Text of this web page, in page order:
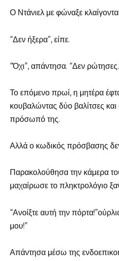
Ο Ντάνιελ με φώναξε
“Δεν ήξερα”, είπε.
“Όχι”, απάντησα. “Δεν
Το επόμενο πρωί, η μητέρα
κουβαλώντας δύο βαλίτσες και
πρόσωπό της.
Αλλά ο κωδικός πρόσβασης
Παρακολούθησα την κάμερα
μαχαίρωσε το πληκτρολόγιο
“Ανοίξτε αυτή την
μου!”
Απάντησα μέσω της